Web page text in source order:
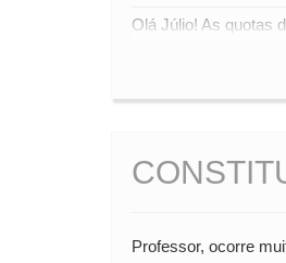
Olá Júlio! As quotas
Professor, ocorre